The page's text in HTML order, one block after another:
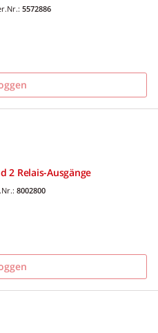
5572886
2 Relais-Ausgänge
8002800